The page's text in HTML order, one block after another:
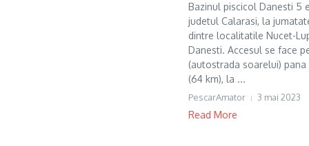
Bazinul piscicol Danesti 5
judetul Calarasi, la
dintre localitatile Nucet-
Danesti. Accesul se face
(autostrada soarelui) pana
(64 km), la ...
PescarAmator 3 mai 2023
Read More